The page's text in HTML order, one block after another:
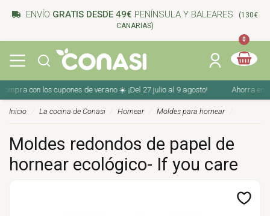
ENVÍO GRATIS DESDE 49€ PENÍNSULA Y BALEARES
(130€
CANARIAS)
0
con los cupones de verano ☀️ ¡Del 27 julio al 9 agosto! Ahorra en tu
Inicio La cocina de Conasi Hornear Moldes para hornear
Moldes redondos de papel de
hornear ecológico- If you care